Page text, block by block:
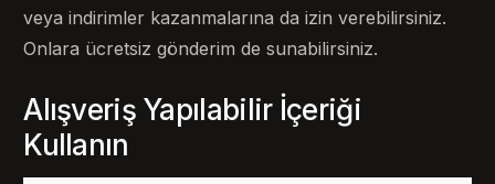
veya indirimler kazanmalarına da izin verebilirsiniz.
Onlara ücretsiz gönderim de sunabilirsiniz.
Alışveriş Yapılabilir İçeriği
Kullanın